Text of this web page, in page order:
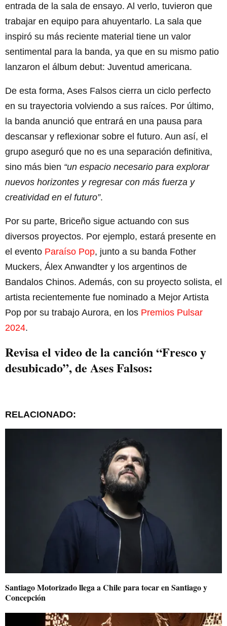
entrada de la sala de ensayo. Al verlo, tuvieron que
trabajar en equipo para ahuyentarlo. La sala que
inspiró su más reciente material tiene un valor
sentimental para la banda, ya que en su mismo patio
lanzaron el álbum debut: Juventud americana.
De esta forma, Ases Falsos cierra un ciclo perfecto
en su trayectoria volviendo a sus raíces. Por último,
la banda anunció que entrará en una pausa para
descansar y reflexionar sobre el futuro. Aun así, el
grupo aseguró que no es una separación definitiva,
sino más bien “un espacio necesario para explorar
nuevos horizontes y regresar con más fuerza y
creatividad en el futuro”.
Por su parte, Briceño sigue actuando con sus
diversos proyectos. Por ejemplo, estará presente en
el evento Paraíso Pop, junto a su banda Fother
Muckers, Álex Anwandter y los argentinos de
Bandalos Chinos. Además, con su proyecto solista, el
artista recientemente fue nominado a Mejor Artista
Pop por su trabajo Aurora, en los Premios Pulsar
2024.
Revisa el video de la canción “Fresco y
desubicado”, de Ases Falsos:
RELACIONADO:
Santiago Motorizado llega a Chile para tocar en Santiago y
Concepción